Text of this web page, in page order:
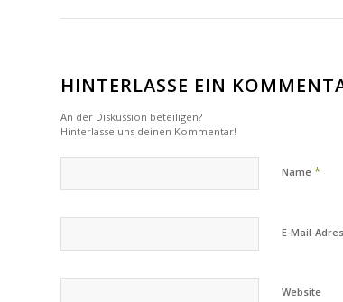
HINTERLASSE EIN
An der Diskussion beteiligen?
Hinterlasse uns deinen Kommentar!
Name *
E-Mail-
Website